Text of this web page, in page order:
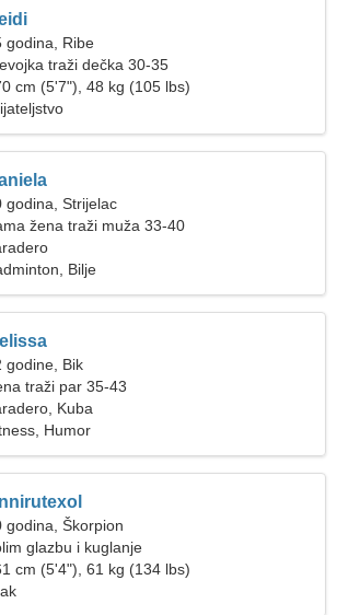
godina, Ribe
traži dečka 30-35
cm (5'7"), 48 kg (105 lbs)
godina, Strijelac
žena traži muža 33-40
Bilje
godine, Bik
traži par 35-43
Kuba
Humor
godina, Škorpion
glazbu i kuglanje
cm (5'4"), 61 kg (134 lbs)